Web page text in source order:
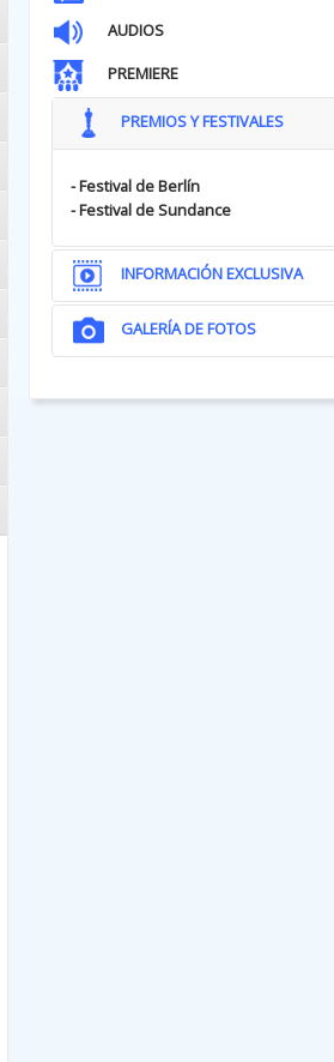
AUDIOS
PREMIERE
PREMIOS Y FESTIVALES
- Festival de Berlín
- Festival de Sundance
INFORMACIÓN EXCLUSIVA
GALERÍA DE FOTOS